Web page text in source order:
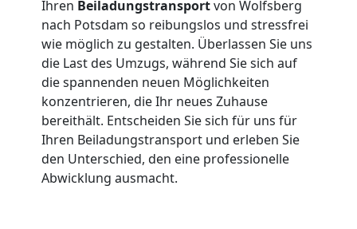
Ihren Beiladungstransportvon Wolfsberg
nach Potsdam so reibungslos und stressfrei
wie möglich zu gestalten. Überlassen Sie uns
die Last des Umzugs, während Sie sich auf
die spannenden neuen Möglichkeiten
konzentrieren, die Ihr neues Zuhause
bereithält. Entscheiden Sie sich für uns für
Ihren Beiladungstransport und erleben Sie
den Unterschied, den eine professionelle
Abwicklung ausmacht.
LKW
Wolfsberg
Kunsttransport
Wolfsberg